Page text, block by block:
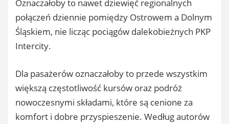
Oznaczałoby to nawet dziewięć regionalnych
połączeń dziennie pomiędzy Ostrowem a Dolnym
Śląskiem, nie licząc pociągów dalekobieżnych PKP
Intercity.
Dla pasażerów oznaczałoby to przede wszystkim
większą częstotliwość kursów oraz podróż
nowoczesnymi składami, które są cenione za
komfort i dobre przyspieszenie. Według autorów